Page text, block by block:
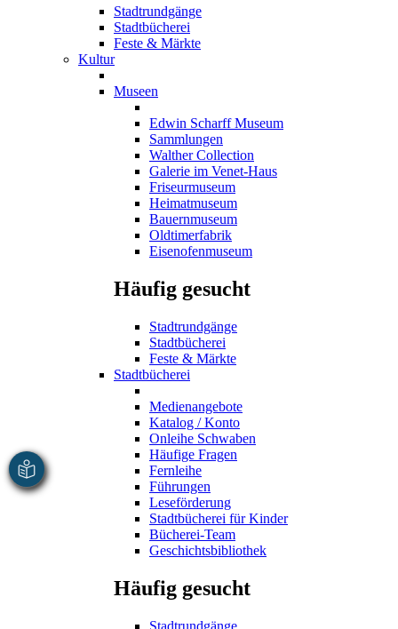
Stadtrundgänge
Stadtbücherei
Feste & Märkte
Kultur
Museen
Edwin Scharff Museum
Sammlungen
Walther Collection
Galerie im Venet-Haus
Friseurmuseum
Heimatmuseum
Bauernmuseum
Oldtimerfabrik
Eisenofenmuseum
Häufig gesucht
Stadtrundgänge
Stadtbücherei
Feste & Märkte
Stadtbücherei
Medienangebote
Katalog / Konto
Onleihe Schwaben
Häufige Fragen
Fernleihe
Führungen
Leseförderung
Stadtbücherei für Kinder
Bücherei-Team
Geschichtsbibliothek
Häufig gesucht
Stadtrundgänge